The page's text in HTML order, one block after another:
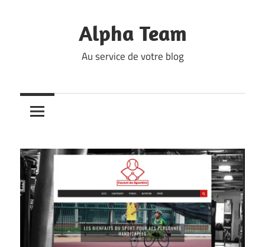
Alpha Team
Au service de votre blog